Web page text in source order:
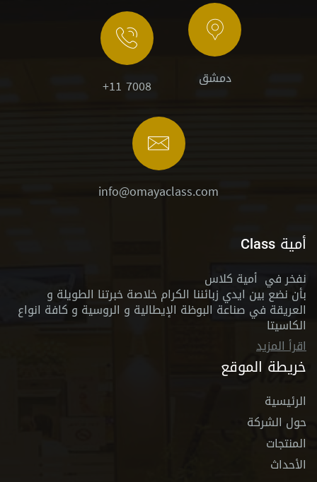
دمشق +11 7008
info@omayaclass.com
أمية Class
نفخر في أمية كلاس
بأن نضع بين ايدي زبائننا الكرام خلاصة خبرتنا الطويلة و
العريقة في صناعة البوظة الإيطالية و الروسية و كافة انواع
الكاسيتا
اقرأ المزيد
خريطة الموقع
الرئيسية
حول الشركة
المنتجات
الأحداث